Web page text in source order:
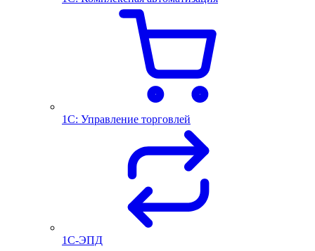
1С: Управление торговлей
1С-ЭПД